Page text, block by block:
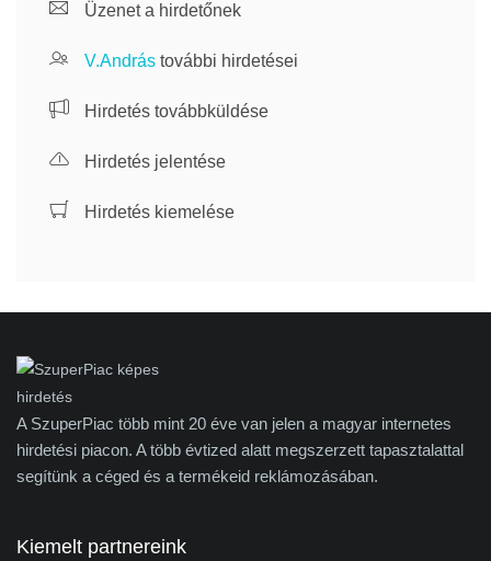
Üzenet a hirdetőnek
V.András további hirdetései
Hirdetés továbbküldése
Hirdetés jelentése
Hirdetés kiemelése
A SzuperPiac több mint 20 éve van jelen a magyar internetes
hirdetési piacon. A több évtized alatt megszerzett tapasztalattal
segítünk a céged és a termékeid reklámozásában.
Kiemelt partnereink